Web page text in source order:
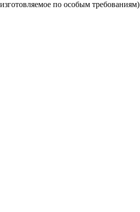
по особым требованиям)